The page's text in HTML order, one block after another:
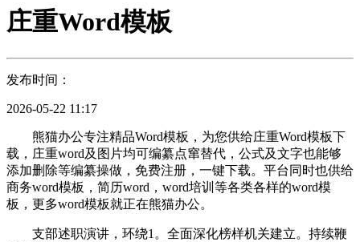
庄重Word模板
发布时间：
2026-05-22 11:17
熊猫办公专注精品Word模板，为您供给庄重Word模板下
载，庄重word及图片均可编纂点窜替代，公式及文字也能够
添加删除等编纂操做，免费注册，一键下载。平台同时也供给
商务word模板，简历word，word培训等各类各样的word模
板，更多word模板就正在熊猫办公。
支部述职演讲，环绕1。全面深化榜样机关建立。持续鞭